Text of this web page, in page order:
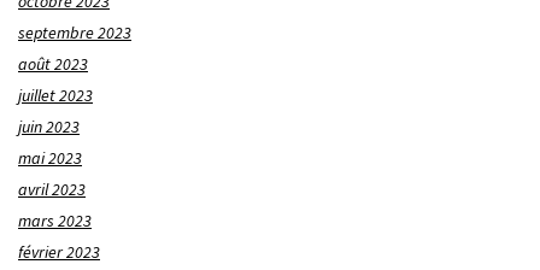
septembre 2023
août 2023
juillet 2023
juin 2023
mai 2023
avril 2023
mars 2023
février 2023